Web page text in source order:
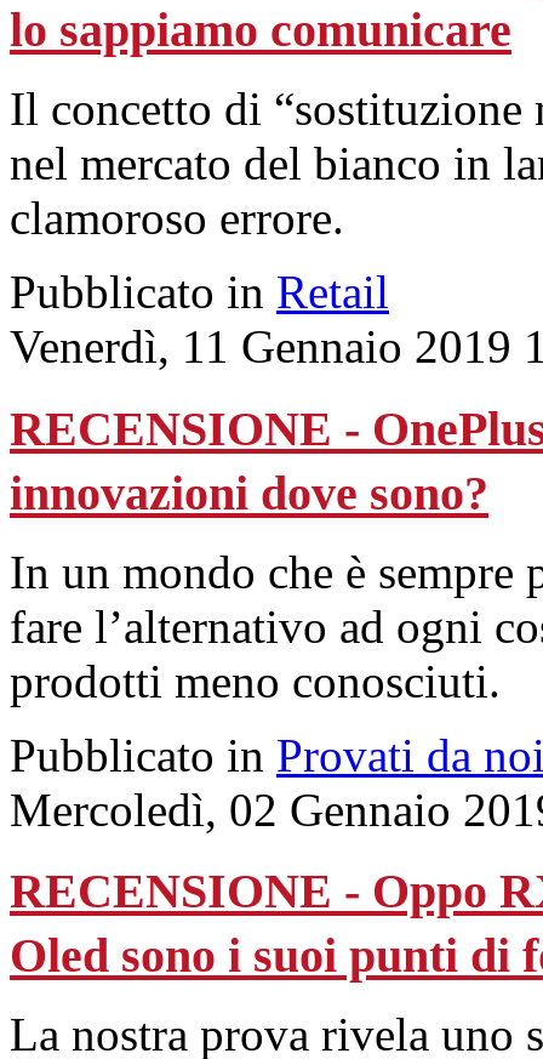
lo sappiamo comunicare
Il concetto di “sostituzione
nel mercato del bianco in
clamoroso errore.
Pubblicato in Retail
Venerdì, 11 Gennaio 2019
RECENSIONE -
innovazioni dove sono?
In un mondo che è
fare l’alternativo ad ogni
prodotti meno conosciuti.
Pubblicato in Provati da
Mercoledì, 02 Gennaio
RECENSIONE - Oppo
Oled sono i suoi punti di
La nostra prova rivela uno